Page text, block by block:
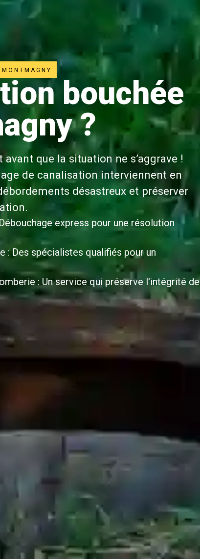
bouchée
?
que la situation ne s’aggrave !
de canalisation interviennent en
désastreux et préserver
express pour une résolution
: Des spécialistes qualifiés pour un
: Un service qui préserve l'intégrité de